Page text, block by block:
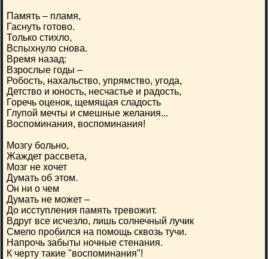
Память – пламя,
Гаснуть готово.
Только стихло,
Вспыхнуло снова.
Время назад:
Взрослые годы –
Робость, нахальство, упрямство, угода,
Детство и юность, несчастье и радость,
Горечь оценок, щемящая сладость
Глупой мечты и смешные желания...
Воспоминания, воспоминания!
Мозгу больно,
Жаждет рассвета,
Мозг не хочет
Думать об этом.
Он ни о чем
Думать не может –
До исступления память тревожит.
Вдруг все исчезло, лишь солнечный лучик
Смело пробился на помощь сквозь тучи.
Напрочь забыты ночные стенания.
К черту такие "воспоминания"!